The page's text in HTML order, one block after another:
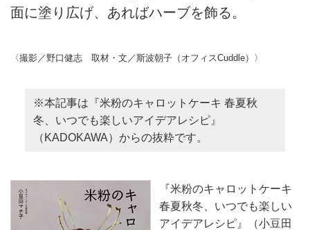
面に塗り広げ、あればハーブを飾る。
〈撮影／野口健志 取材・文／斯波朝子（オフィスCuddle）〉
※本記事は『米粉のキャロットケーキ 春夏秋
冬、いつでも楽しいアイデアレシピ』
（KADOKAWA）からの抜粋です。
『米粉のキャロットケーキ
春夏秋冬、いつでも楽しい
アイデアレシピ』（小豆田